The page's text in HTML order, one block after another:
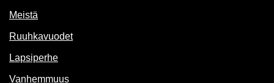
Meistä
Ruuhkavuodet
Lapsiperhe
Vanhemmuus